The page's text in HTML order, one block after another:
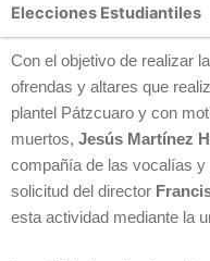
Elecciones Estudiantiles
Con el objetivo de realizar
ofrendas y altares que
plantel Pátzcuaro y con
muertos, Jesús Martínez
compañía de las vocalías y
solicitud del director
esta actividad mediante la